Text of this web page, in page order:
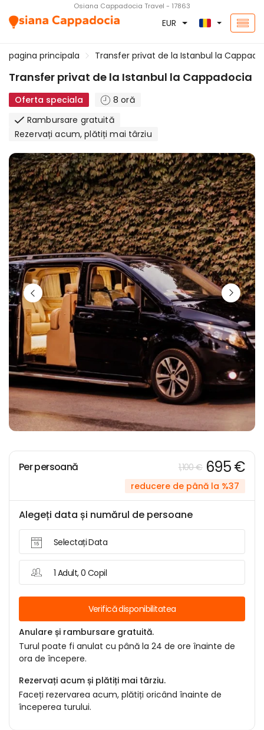
Osiana Cappadocia Travel - 17863
EUR
pagina principala Transfer privat de la Istanbul la
Transfer privat de la Istanbul la Cappadocia
Oferta speciala
8 oră
Rambursare gratuită
Rezervați acum, plătiți mai târziu
Per persoană 1,100 € 695 €
reducere de până la %37
Alegeți data și numărul de persoane
Selectați Data
1 Adult, 0 Copil
Verifică disponibilitatea
Anulare și rambursare gratuită.
Turul poate fi anulat cu până la 24 de ore înainte de
ora de începere.
Rezervați acum și plătiți mai târziu.
Faceți rezervarea acum, plătiți oricând înainte de
începerea turului.